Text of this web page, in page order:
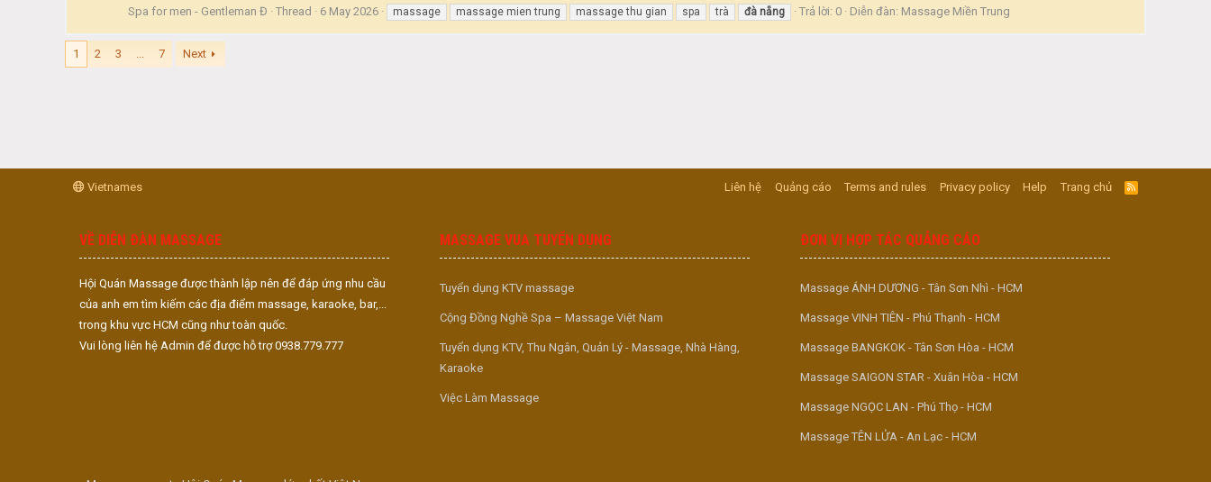
Spa for men - Gentleman Đ
Thread 6 May 2026 massage massage mien trung massage thu gian spa trà đà nẵng Trả lời: 0 Diễn đàn: Massage Miền Trung
1 2 3 ... 7 Next
Vietnames Liên hệ Quảng cáo Terms and rules Privacy policy Help Trang chủ
R
S
VỀ DIỄN ĐÀN MASSAGE
Hội Quán Massage được thành lập nên để đáp ứng nhu cầu
của anh em tìm kiếm các địa điểm massage, karaoke, bar,...
trong khu vực HCM cũng như toàn quốc.
Vui lòng liên hệ Admin để được hỗ trợ 0938.779.777
MASSAGE VUA TUYỂN DỤNG
Tuyển dụng KTV massage
Cộng Đồng Nghề Spa – Massage Việt Nam
Tuyển dụng KTV, Thu Ngân, Quản Lý - Massage, Nhà Hàng,
Karaoke
Việc Làm Massage
ĐƠN VỊ HỢP TÁC QUẢNG CÁO
Massage ÁNH DƯƠNG - Tân Sơn Nhì - HCM
Massage VINH TIÊN - Phú Thạnh - HCM
Massage BANGKOK - Tân Sơn Hòa - HCM
Massage SAIGON STAR - Xuân Hòa - HCM
Massage NGỌC LAN - Phú Thọ - HCM
Massage TÊN LỬA - An Lạc - HCM